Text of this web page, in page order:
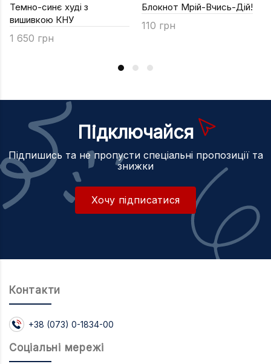
Темно-синє худі з
вишивкою КНУ
1 650 грн
Блокнот Мрій-Вчись-Дій!
110 грн
Підключайся
Підпишись та не пропусти спеціальні пропозиції та
знижки
Хочу підписатися
Контакти
+38 (073) 0-1834-00
Соцiальнi мережi